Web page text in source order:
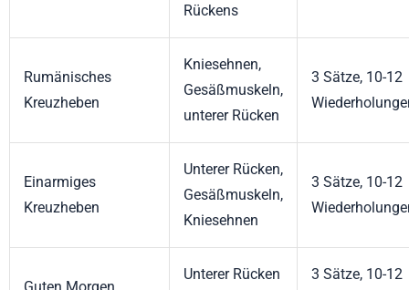
Rückens
Rumänisches
Kreuzheben
Kniesehnen,
Gesäßmuskeln,
unterer Rücken
3 Sätze, 10-12
Einarmiges
Kreuzheben
Unterer Rücken,
Gesäßmuskeln,
Kniesehnen
3 Sätze, 10-12
Unterer Rücken
3 Sätze, 10-12